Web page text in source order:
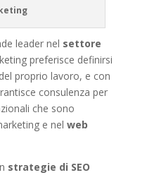
leader nel settore
preferisce definirsi
proprio lavoro, e con
consulenza per
che sono
e nel web
strategie di SEO